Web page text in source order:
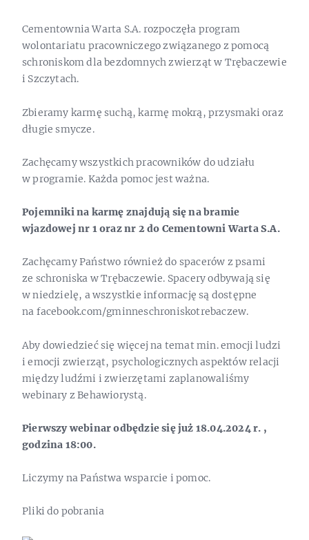
Cementownia Warta S.A. rozpoczęła program
wolontariatu pracowniczego związanego z pomocą
schroniskom dla bezdomnych zwierząt w Trębaczewie
i Szczytach.
Zbieramy karmę suchą, karmę mokrą, przysmaki oraz
długie smycze.
Zachęcamy wszystkich pracowników do udziału
w programie. Każda pomoc jest ważna.
Pojemniki na karmę znajdują się na bramie
wjazdowej nr 1 oraz nr 2 do Cementowni Warta S.A.
Zachęcamy Państwo również do spacerów z psami
ze schroniska w Trębaczewie. Spacery odbywają się
w niedzielę, a wszystkie informację są dostępne
na facebook.com/gminneschroniskotrebaczew.
Aby dowiedzieć się więcej na temat min. emocji ludzi
i emocji zwierząt, psychologicznych aspektów relacji
między ludźmi i zwierzętami zaplanowaliśmy
webinary z Behawiorystą.
Pierwszy webinar odbędzie się już 18.04.2024 r. ,
godzina 18:00.
Liczymy na Państwa wsparcie i pomoc.
Pliki do pobrania